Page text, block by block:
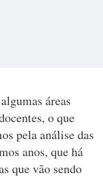
áreas
o que
pela análise das
anos, que há
que vão sendo